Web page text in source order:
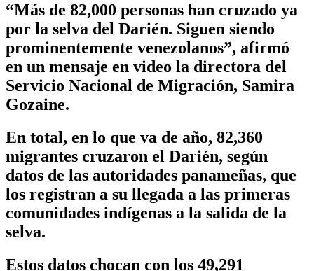
“Más de 82,000 personas han cruzado ya
por la selva del Darién. Siguen siendo
prominentemente venezolanos”, afirmó
en un mensaje en video la directora del
Servicio Nacional de Migración, Samira
Gozaine.
En total, en lo que va de año, 82,360
migrantes cruzaron el Darién, según
datos de las autoridades panameñas, que
los registran a su llegada a las primeras
comunidades indígenas a la salida de la
selva.
Estos datos chocan con los 49,291